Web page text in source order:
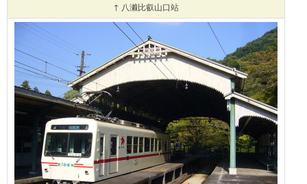
↑ 八濑比叡山口站